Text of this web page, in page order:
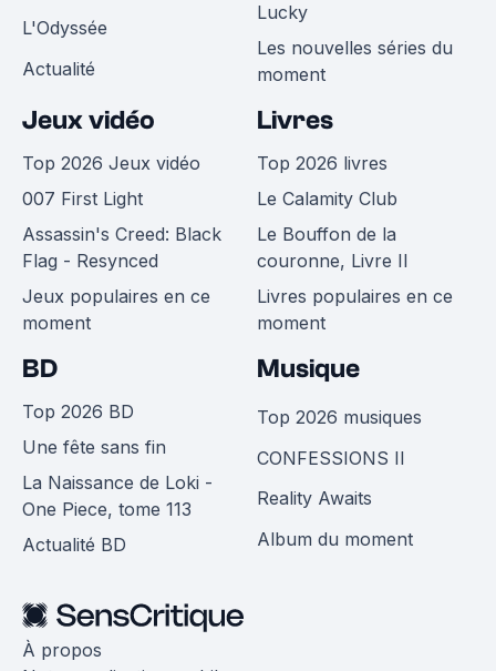
L'Odyssée
Actualité
Lucky
Les nouvelles séries du
moment
Jeux vidéo
Top 2026 Jeux vidéo
007 First Light
Assassin's Creed: Black
Flag - Resynced
Jeux populaires en ce
moment
Livres
Top 2026 livres
Le Calamity Club
Le Bouffon de la
couronne, Livre II
Livres populaires en ce
moment
BD
Top 2026 BD
Une fête sans fin
La Naissance de Loki -
One Piece, tome 113
Actualité BD
Musique
Top 2026 musiques
CONFESSIONS II
Reality Awaits
Album du moment
À propos